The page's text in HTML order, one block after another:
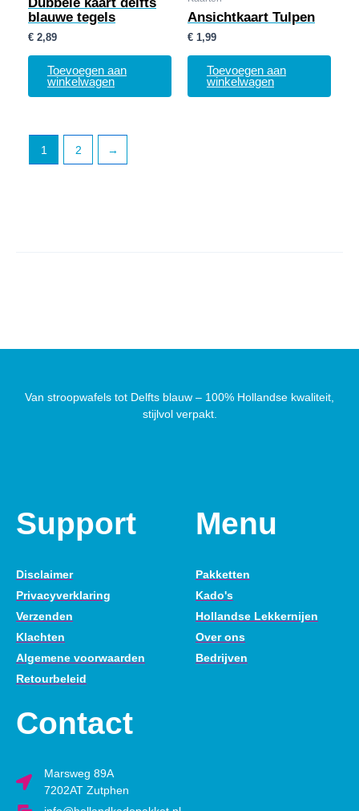
blauwe tegels
€ 2,89
Toevoegen aan
winkelwagen
Ansichtkaart Tulpen
€ 1,99
Toevoegen aan
winkelwagen
1 2 →
Van stroopwafels tot Delfts blauw – 100% Hollandse kwaliteit,
stijlvol verpakt.
Support
Disclaimer
Privacyverklaring
Verzenden
Klachten
Algemene voorwaarden
Retourbeleid
Menu
Pakketten
Kado's
Hollandse Lekkernijen
Over ons
Bedrijven
Contact
Marsweg 89A
7202AT Zutphen